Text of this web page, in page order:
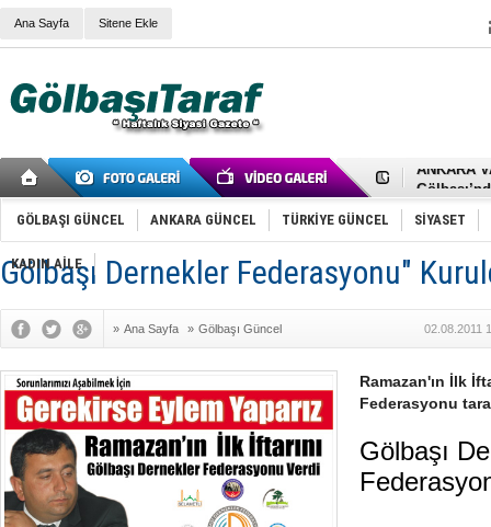
Ana Sayfa Sitene Ekle
Cemal
Samet
FAİZ
OLİMPİK
SÖZ
Mikail
Gölbaşı
İNCEK
GÖLBAŞI GÜNCEL ANKARA GÜNCEL TÜRKİYE GÜNCEL SİYASET
KADIN AİLE
Gölbaşı Dernekler Federasyonu"
» Ana Sayfa » Gölbaşı Güncel 02.08.2011
Ramazan'ın İlk
Federasyonu
Gölbaşı